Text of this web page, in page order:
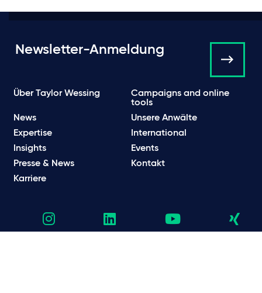
Newsletter-Anmeldung
Über Taylor Wessing
Campaigns and online
tools
News
Unsere Anwälte
Expertise
International
Insights
Events
Presse & News
Kontakt
Karriere